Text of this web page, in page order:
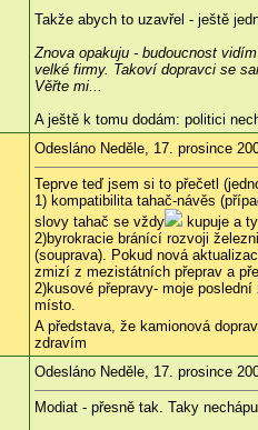
Takže abych to uzavřel - ještě
Znova opakuju - budoucnost
velké firmy. Takoví dopravci se
Věřte mi...
A ještě k tomu dodám: politici
Odesláno Neděle, 17. prosince
Teprve teď jsem si to přečetl
1) kompatibilita tahač-návěs
slovy tahač se vždy
kupuje a
2)byrokracie bránící rozvoji
(souprava). Pokud nová
zmizí z mezistátních přeprav a
2)kusové přepravy- moje
místo.
A představa, že kamionová
zdravím
Odesláno Neděle, 17. prosince
Modiat - přesně tak. Taky